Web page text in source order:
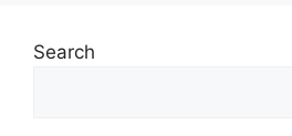
Search